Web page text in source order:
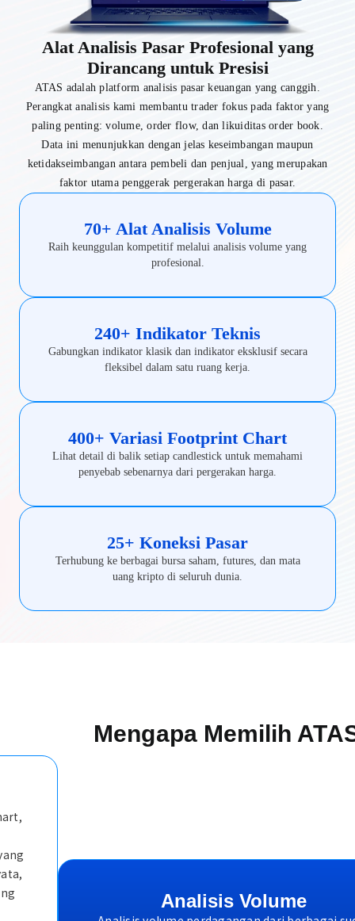
Alat Analisis Pasar Profesional yang
Dirancang untuk Presisi
ATAS adalah platform analisis pasar keuangan yang canggih.
Perangkat analisis kami membantu trader fokus pada faktor yang
paling penting: volume, order flow, dan likuiditas order book.
Data ini menunjukkan dengan jelas keseimbangan maupun
ketidakseimbangan antara pembeli dan penjual, yang merupakan
faktor utama penggerak pergerakan harga di pasar.
70+ Alat Analisis Volume
Raih keunggulan kompetitif melalui analisis volume yang
profesional.
240+ Indikator Teknis
Gabungkan indikator klasik dan indikator eksklusif secara
fleksibel dalam satu ruang kerja.
400+ Variasi Footprint Chart
Lihat detail di balik setiap candlestick untuk memahami
penyebab sebenarnya dari pergerakan harga.
25+ Koneksi Pasar
Terhubung ke berbagai bursa saham, futures, dan mata
uang kripto di seluruh dunia.
Mengapa Memilih
Analisis Volume